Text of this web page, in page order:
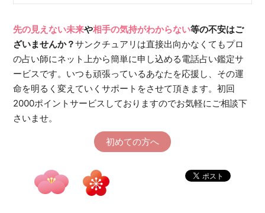
先の見えない未来や相手の気持がわからない等の不安はご
ざいませんか？サンクチュアリは直接出向かなくてもプロ
の占い師にネット上から簡単に申し込める電話占い鑑定サ
ービスです。いつも頑張っているあなたを応援し、その運
命を明るく変えていくサポートをさせて頂きます。初回
2000ポイントサービスしておりますのでお気軽にご相談下
さいませ。
初めての方へ